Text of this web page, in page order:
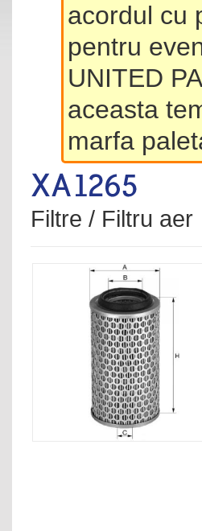
acordul cu
pentru
UNITED
aceasta
marfa
Filtre / Filtru aer